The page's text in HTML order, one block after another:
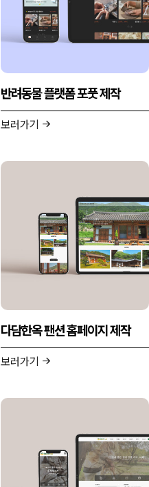
반려동물 플랫폼 포풋 제작
보러가기
다담한옥 팬션 홈페이지 제작
보러가기